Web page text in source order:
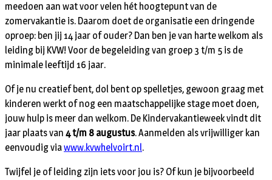
meedoen aan wat voor velen hét hoogtepunt van de
zomervakantie is. Daarom doet de organisatie een dringende
oproep: ben jij 14 jaar of ouder? Dan ben je van harte welkom als
leiding bij KVW! Voor de begeleiding van groep 3 t/m 5 is de
minimale leeftijd 16 jaar.
Of je nu creatief bent, dol bent op spelletjes, gewoon graag met
kinderen werkt of nog een maatschappelijke stage moet doen,
jouw hulp is meer dan welkom. De Kindervakantieweek vindt dit
jaar plaats van 4 t/m 8 augustus. Aanmelden als vrijwilliger kan
eenvoudig viawww.kvwhelvoirt.nl.
Twijfel je of leiding zijn iets voor jou is? Of kun je bijvoorbeeld